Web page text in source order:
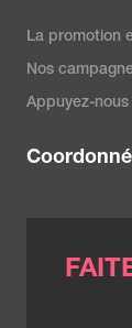
La promotion
Nos
Appuyez-nous